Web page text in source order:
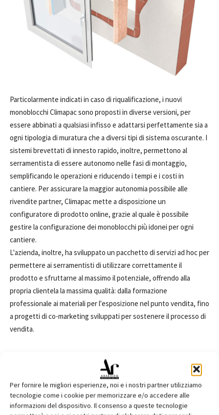
Per fornire le migliori esperienze, noi e i nostri partner utilizziamo
tecnologie come i cookie per memorizzare e/o accedere alle
informazioni del dispositivo. Il consenso a queste tecnologie
Particolarmente indicati in caso di riqualificazione, i nuovi
monoblocchi Climapac sono proposti in diverse versioni, per
essere abbinati a qualsiasi infisso e adattarsi perfettamente sia a
ogni tipologia di muratura che a diversi tipi di sistema oscurante. I
sistemi brevettati di innesto rapido, inoltre, permettono al
serramentista di essere autonomo nelle fasi di montaggio,
semplificando le operazioni e riducendo i tempi e i costi in
cantiere. Per assicurare la maggior autonomia possibile alle
rivendite partner, Climapac mette a disposizione un
configuratore di prodotto online, grazie al quale è possibile
gestire la configurazione dei monoblocchi più idonei per ogni
cantiere.
L'azienda, inoltre, ha sviluppato un pacchetto di servizi ad hoc per
permettere ai serramentisti di utilizzare correttamente il
prodotto e sfruttarne al massimo il potenziale, offrendo alla
propria clientela la massima qualità: dalla formazione
professionale ai materiali per l'esposizione nel punto vendita, fino
a progetti di co-marketing sviluppati per sostenere il processo di
vendita.
Clima Concept CLIMAPAC Dalla Via Luciano